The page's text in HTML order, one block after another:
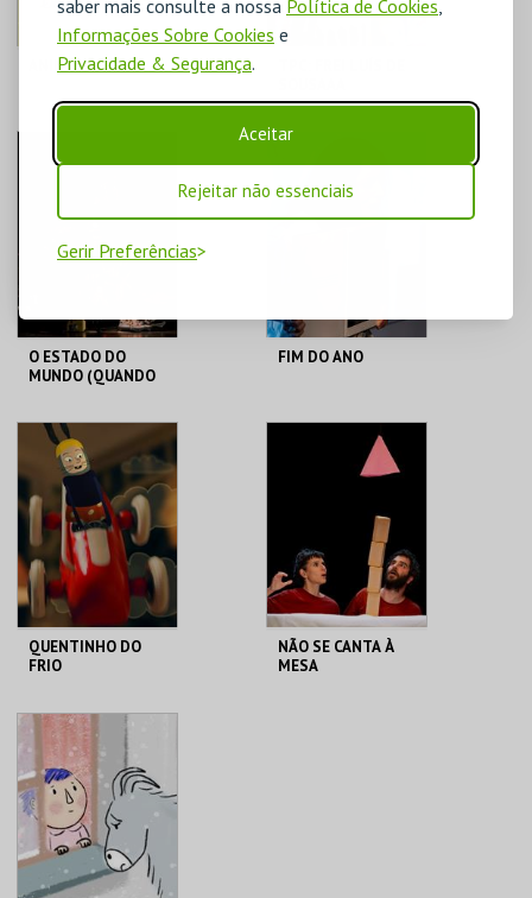
saber mais consulte a nossa Política de Cookies
Informações Sobre Cookies e
Privacidade & Segurança.
Aceitar
Rejeitar não essenciais
Gerir Preferências
ANIMALÂNDIA
CAMÕES
MAIS INFO
LU.CA -TEATRO LUÍS
CAMÕES
MAIS INFO
O ESTADO DO
MUNDO (QUANDO
LU.CA -TEATRO LUÍS
CAMÕES
MAIS INFO
COMPRAR
FIM DO ANO
LU.CA -TEATRO LUÍS
COMPRAR
QUENTINHO DO
FRIO
LU.CA -TEATRO LUÍS
CAMÕES
MAIS INFO
COMPRAR
NÃO SE CANTA À
MESA